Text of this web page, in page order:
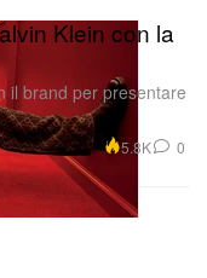
Klein con la
il brand per presentare
5.8K 0